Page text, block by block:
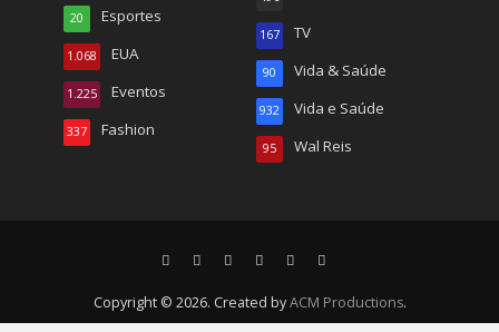
Esportes
20
EUA
1.068
Eventos
1.225
Fashion
337
TV
167
Vida & Saúde
90
Vida e Saúde
932
Wal Reis
95
Copyright © 2026. Created byACM Productions.